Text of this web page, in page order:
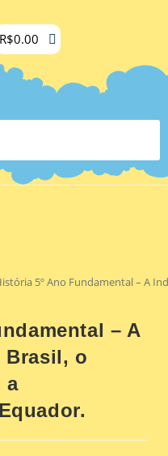
R$0.00
5º Ano Fundamental – A
– A
Brasil, o
a